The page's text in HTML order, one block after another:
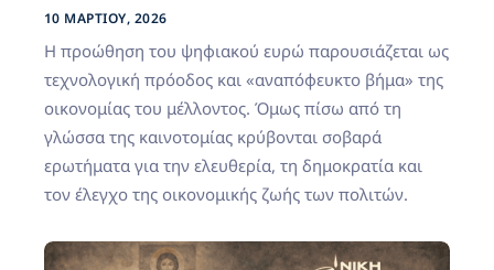
10 ΜΑΡΤΊΟΥ, 2026
Η προώθηση του ψηφιακού ευρώ παρουσιάζεται ως
τεχνολογική πρόοδος και «αναπόφευκτο βήμα» της
οικονομίας του μέλλοντος. Όμως πίσω από τη
γλώσσα της καινοτομίας κρύβονται σοβαρά
ερωτήματα για την ελευθερία, τη δημοκρατία και
τον έλεγχο της οικονομικής ζωής των πολιτών.